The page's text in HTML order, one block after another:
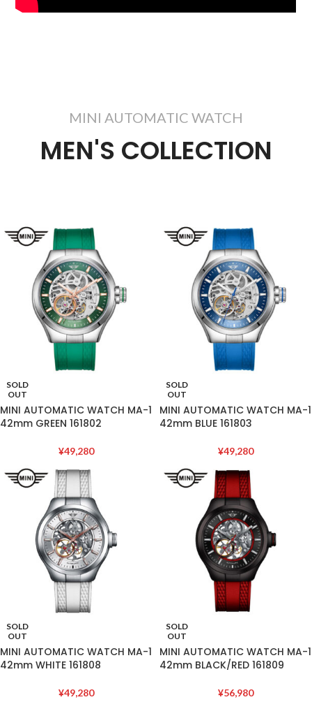
MINI AUTOMATIC WATCH
MEN'S COLLECTION
SOLD
OUT
MINI AUTOMATIC WATCH MA-1
42mm GREEN 161802
¥49,280
SOLD
OUT
MINI AUTOMATIC WATCH MA-1
42mm BLUE 161803
¥49,280
SOLD
OUT
MINI AUTOMATIC WATCH MA-1
42mm WHITE 161808
¥49,280
SOLD
OUT
MINI AUTOMATIC WATCH MA-1
42mm BLACK/RED 161809
¥56,980